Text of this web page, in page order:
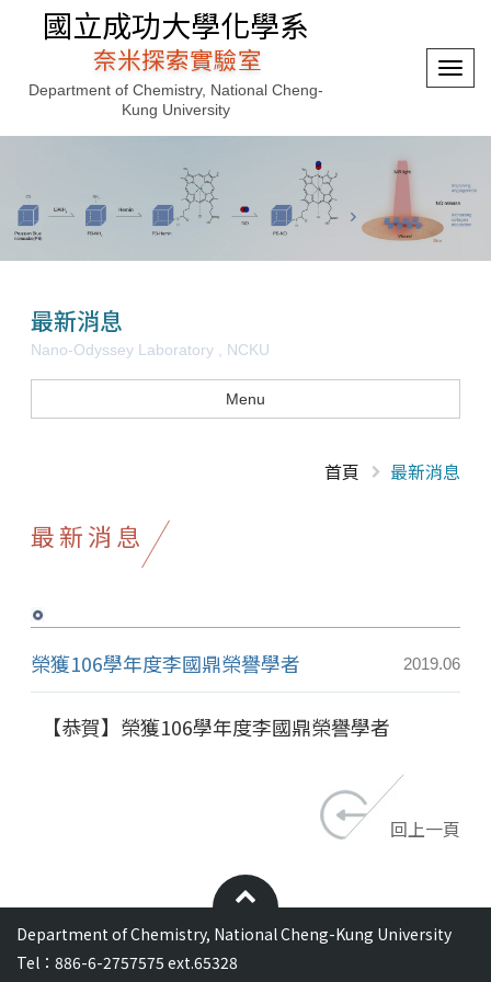
選
切
國立成功大學化學系
奈米探索實驗室
Department of Chemistry, National Cheng-
Kung University
最新消息
Nano-Odyssey Laboratory , NCKU
Menu
首頁 最新消息
最新消息
榮獲106學年度李國鼎榮譽學者 2019.06
【恭賀】榮獲106學年度李國鼎榮譽學者
回上一頁
Department of Chemistry, National Cheng-Kung University
Tel：886-6-2757575 ext.65328